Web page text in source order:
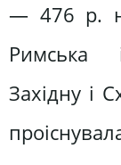
— 476 р.
Римська
Західну і